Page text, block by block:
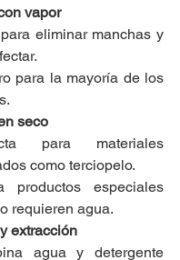
vapor
eliminar manchas y
para la mayoría de los
seco
para materiales
como terciopelo.
productos especiales
requieren agua.
extracción
agua y detergente